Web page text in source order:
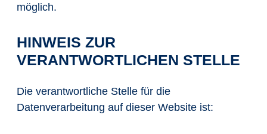
möglich.
HINWEIS ZUR
VERANTWORTLICHEN STELLE
Die verantwortliche Stelle für die
Datenverarbeitung auf dieser Website ist: